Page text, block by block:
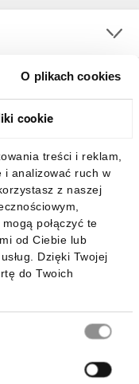
O plikach cookies
cookie
treści i reklam,
i analizować ruch w
z naszej
połączyć te
od Ciebie lub
Dzięki Twojej
do Twoich